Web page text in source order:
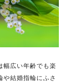
幅広い年齢でも楽
や結婚指輪にふさ